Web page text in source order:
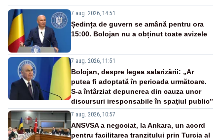
7 aug. 2026, 14:51
Ședința de guvern se amână pentru ora
15:00. Bolojan nu a obținut toate avizele
7 aug. 2026, 11:51
Bolojan, despre legea salarizării: „Ar
putea fi adoptată în perioada următoare.
S-a întârziat depunerea din cauza unor
discursuri iresponsabile în spaţiul public”
7 aug. 2026, 10:57
ANSVSA a negociat, la Ankara, un acord
pentru facilitarea tranzitului prin Turcia al